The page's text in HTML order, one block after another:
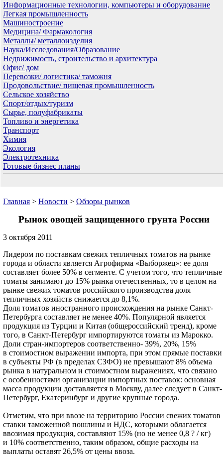
Информационные технологии, компьютеры и оборудование
Легкая промышленность
Машиностроение
Медицина/ Фармакология
Металлы/ металлоизделия
Наука/Исследования/Образование
Недвижимость, строительство и архитектура
Офис/ дом
Перевозки/ логистика/ таможня
Продовольствие/ пищевая промышленность
Сельское хозяйство
Спорт/отдых/туризм
Сырье, полуфабрикаты
Топливо и энергетика
Транспорт
Химия
Экология
Электротехника
Готовые бизнес планы
Главная > Новости > Обзоры рынков
Рынок овощей защищенного грунта России
3 октября 2011
Лидером по поставкам свежих тепличных томатов на рынке
города и области является Агрофирма «Выборжец»: ее доля
составляет более 50% в сегменте. С учетом того, что тепличные
томаты занимают до 15% рынка отечественных, то в целом на
рынке свежих томатов российского производства доля
тепличных хозяйств снижается до 8,1%.
Доля томатов иностранного происхождения на рынке Санкт-
Петербурга составляет не менее 40%. Популярной является
продукция из Турции и Китая (общероссийский тренд), кроме
того, в Санкт-Петербург импортируются томаты из Марокко.
Доли стран-импортеров соответственно- 39%, 20%, 15%
в стоимостном выражении импорта, при этом прямые поставки
в субъекты РФ (в пределах СЗФО) не превышают 8% объема
рынка в натуральном и стоимостном выражениях, что связано
с особенностями организации импортных поставок: основная
масса продукции доставляется в Москву, далее следует в Санкт-
Петербург, Екатеринбург и другие крупные города.
Отметим, что при ввозе на территорию России свежих томатов
ставки таможенной пошлины и НДС, которыми облагается
ввозимая продукция, составляют 15% (но не менее 0,8 ? / кг)
и 10% соответственно, таким образом, общие расходы на
выплаты оставят 26,5% от цены ввоза.